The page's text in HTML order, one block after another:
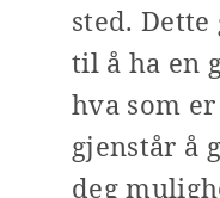
sted.
til å ha en
hva som
gjenstår å
deg